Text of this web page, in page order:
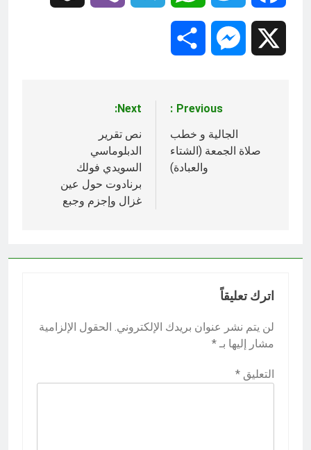
Messenger
المقالات
Previous:
الجالية و خطب
صلاة الجمعة (الشتاء
والعبادة)‎
Next:
نص تقرير
الدبلوماسي
السويدي فولك
برنادوت حول عين
غزال وإجزم وجبع
اترك تعليقاً
لن يتم نشر عنوان بريدك الإلكتروني. الحقول الإلزامية
مشار إليها بـ *
التعليق *